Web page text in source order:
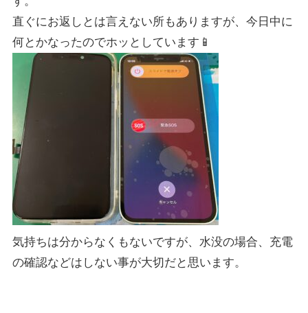
直ぐにお返しとは言えない所もありますが、今日中に
何とかなったのでホッとしています📱
気持ちは分からなくもないですが、水没の場合、充電
の確認などはしない事が大切だと思います。